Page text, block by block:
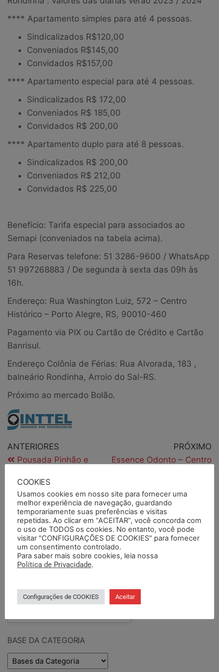
**** Apartamento simples para até 4 pessoas.
Sindicalizados R$120,00
Conveniados R$145,00
Convidados R$157,00
**** Apartamento especial para até 4 pessoas.
Sindicalizados R$ 172,00
Conveniados R$ 185,00
Convidados R$ 200,00
**** Apartamento duplo para até 8 pessoas.
Sindicalizados R$ 200,00
Conveniados R$ 212,00
Convidados R$ 225,00
Benefício: Tarifa especial para associados ao
Semapi (conveniados na tabela acima).
Para Reservas telefone: 51 3286-9600 / WhatsApp
51 997268883 / De segunda à sexta das 09h às
16h.
Endereço: Rua Washington Luiz, 572 – Centro
Histórico – Porto Alegre, RS, 90010-460
Pagamento via PIX ou Cartão de Crédito e Cartão
Banrisul.
Endereço Colônia de Férias: Rua Alvorada, 183 ,
balneário Rondinha, Arroio do Sal-RS.
Próximo ao mercado Bolão.
ANTERIORES
Pousada Pinhão e
PRÓXIMO
Essence Odonto – Centro
PESQUISAR
PESQUISAR DOCUMENTOS
PESQUISAR POR TERMOS
BASE DA CATEGORIA
COOKIES
Usamos cookies em nosso site para fornecer uma
melhor experiência de navegação, guardando
temporariamente suas preferências e visitas
repetidas. Ao clicar em “ACEITAR”, você concorda com
o uso de TODOS os cookies. No entanto, você pode
visitar "CONFIGURAÇÕES DE COOKIES" para fornecer
um consentimento controlado.
Para saber mais sobre cookies, leia nossa
Política de Privacidade.
Configurações de COOKIES Aceitar